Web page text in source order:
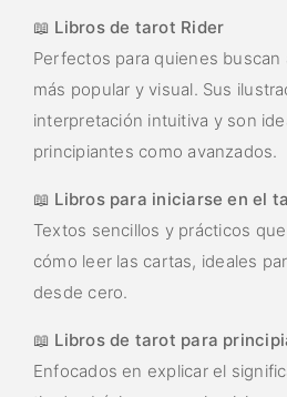
📖 Libros de tarot Rider
Perfectos para quienes
más popular y visual. Sus
interpretación intuitiva y son
principiantes como avanzados.
📖 Libros para iniciarse en el
Textos sencillos y prácticos
cómo leer las cartas, ideales
desde cero.
📖 Libros de tarot para
Enfocados en explicar el